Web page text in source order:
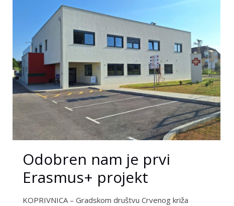
Odobren nam je prvi
Erasmus+ projekt
KOPRIVNICA – Gradskom društvu Crvenog križa